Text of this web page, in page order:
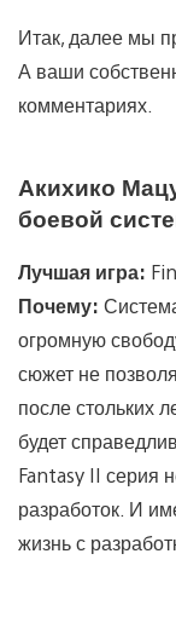
Итак, далее мы
А ваши
комментариях.
Акихико
боевой
Лучшая игра:
Почему:
огромную
сюжет не
после стольких
будет
Fantasy II серия
разработок. И
жизнь с